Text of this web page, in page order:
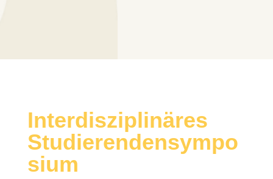
Interdisziplinäres
Studierendensympo
sium